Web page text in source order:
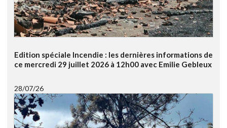
Edition spéciale Incendie : les dernières informations de
ce mercredi 29 juillet 2026 à 12h00 avec Emilie Gebleux
28/07/26